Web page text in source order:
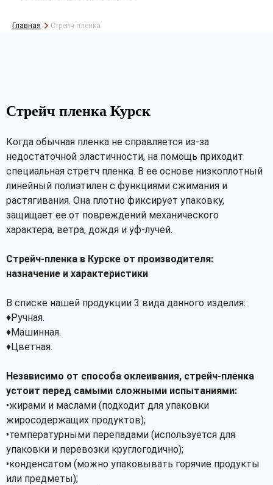
Главная Стрейч пленка
Стрейч пленка Курск
Когда обычная пленка не справляется из-за
недостаточной эластичности, на помощь приходит
специальная стретч пленка. В ее основе низкоплотный
линейный полиэтилен с функциями сжимания и
растягивания. Она плотно фиксирует упаковку,
защищает ее от повреждений механического
характера, ветра, дождя и уф-лучей.
Стрейч-пленка в Курске от производителя:
назначение и характеристики
В списке нашей продукции 3 вида данного изделия:
♦Ручная.
♦Машинная.
♦Цветная.
Независимо от способа оклеивания, стрейч-пленка
устоит перед самыми сложными испытаниями:
•жирами и маслами (подходит для упаковки
жиросодержащих продуктов);
•температурными перепадами (используется для
упаковки и перевозки круглогодично);
•конденсатом (можно упаковывать горячие продукты
или предметы);